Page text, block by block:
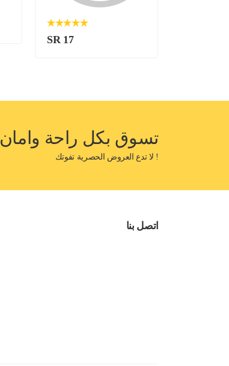
SR 17
تسوق بكل راحة وامان
! لا تدع العروض الحصرية تفوتك
اتصل بنا